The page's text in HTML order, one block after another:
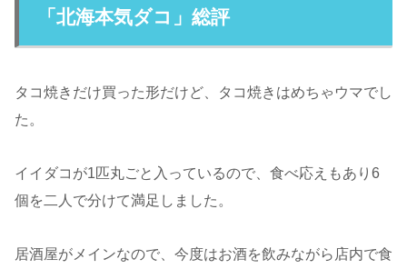
「北海本気ダコ」総評
タコ焼きだけ買った形だけど、タコ焼きはめちゃウマでし
た。
イイダコが1匹丸ごと入っているので、食べ応えもあり6
個を二人で分けて満足しました。
居酒屋がメインなので、今度はお酒を飲みながら店内で食